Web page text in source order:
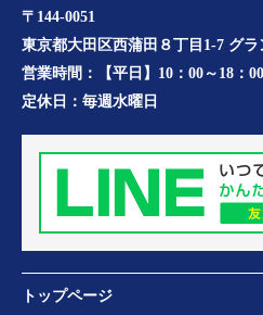
〒144-0051
東京都大田区西蒲田８丁目1-7 グ
営業時間：
【平日】10：00～18：
定休日： 毎週水曜日
トップページ